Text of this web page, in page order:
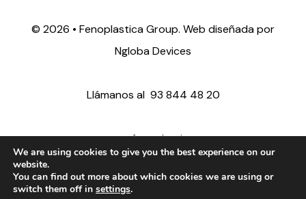
© 2026 • Fenoplastica Group. Web diseñada por
Ngloba Devices
Llámanos al 93 844 48 20
ventas@fenoplastica.com
export@fenoplastica.com
We are using cookies to give you the best experience on our
website.
You can find out more about which cookies we are using or
switch them off in settings.